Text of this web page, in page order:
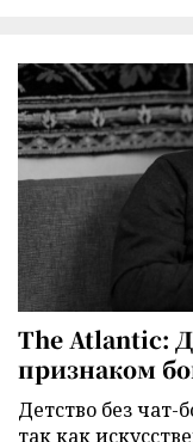
The Atlantic:
признаком
Детство без чат-
так как